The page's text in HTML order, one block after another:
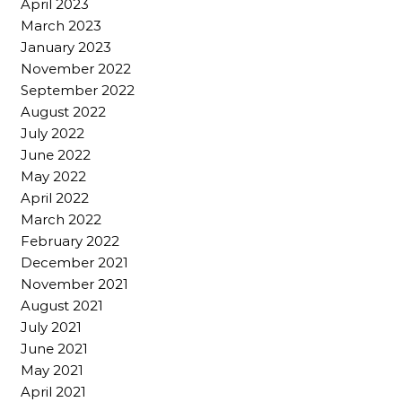
April 2023
March 2023
January 2023
November 2022
September 2022
August 2022
July 2022
June 2022
May 2022
April 2022
March 2022
February 2022
December 2021
November 2021
August 2021
July 2021
June 2021
May 2021
April 2021